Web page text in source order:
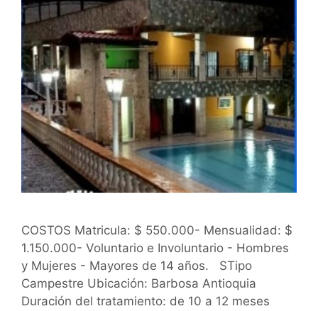
COSTOS Matricula: $ 550.000- Mensualidad: $
1.150.000- Voluntario e Involuntario - Hombres
y Mujeres - Mayores de 14 años. STipo
Campestre Ubicación: Barbosa Antioquia
Duración del tratamiento: de 10 a 12 meses